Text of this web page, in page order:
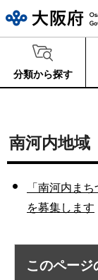
分類から探す
南河内地域
「南河内ま
を募集します
このページ